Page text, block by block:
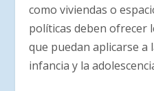
como viviendas o
políticas deben ofrecer
que puedan aplicarse a
infancia y la